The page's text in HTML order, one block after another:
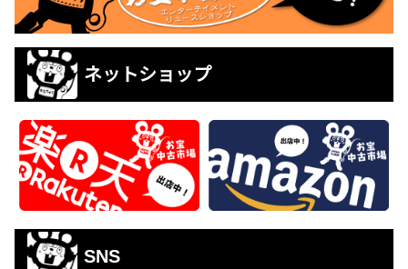
ネットショップ
SNS